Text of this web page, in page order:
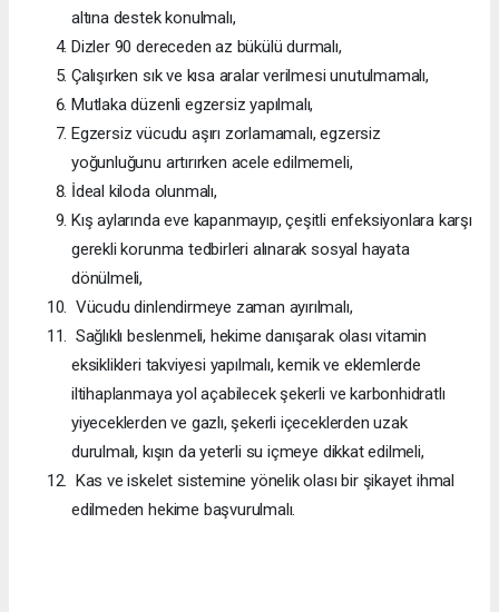
altına destek konulmalı,
Dizler 90 dereceden az bükülü durmalı,
Çalışırken sık ve kısa aralar verilmesi unutulmamalı,
Mutlaka düzenli egzersiz yapılmalı,
Egzersiz vücudu aşırı zorlamamalı, egzersiz
yoğunluğunu artırırken acele edilmemeli,
İdeal kiloda olunmalı,
Kış aylarında eve kapanmayıp, çeşitli enfeksiyonlara karşı
gerekli korunma tedbirleri alınarak sosyal hayata
dönülmeli,
Vücudu dinlendirmeye zaman ayırılmalı,
Sağlıklı beslenmeli, hekime danışarak olası vitamin
eksiklikleri takviyesi yapılmalı, kemik ve eklemlerde
iltihaplanmaya yol açabilecek şekerli ve karbonhidratlı
yiyeceklerden ve gazlı, şekerli içeceklerden uzak
durulmalı, kışın da yeterli su içmeye dikkat edilmeli,
Kas ve iskelet sistemine yönelik olası bir şikayet ihmal
edilmeden hekime başvurulmalı.